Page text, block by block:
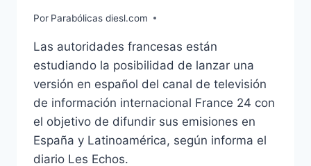
Por Parabólicas diesl.com
Las autoridades francesas están
estudiando la posibilidad de lanzar una
versión en español del canal de televisión
de información internacional France 24 con
el objetivo de difundir sus emisiones en
España y Latinoamérica, según informa el
diario Les Echos.